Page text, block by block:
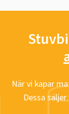
När vi kapar
Dessa